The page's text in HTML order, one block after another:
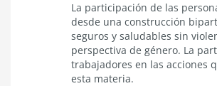
La participación de las
desde una construcción
seguros y saludables sin
perspectiva de género. La
trabajadores en las acciones
esta materia.